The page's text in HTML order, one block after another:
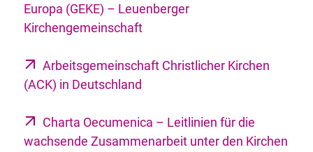
Europa (GEKE) – Leuenberger
Kirchengemeinschaft
Arbeitsgemeinschaft Christlicher Kirchen
(ACK) in Deutschland
Charta Oecumenica – Leitlinien für die
wachsende Zusammenarbeit unter den Kirchen